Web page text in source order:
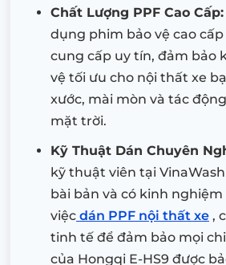
Chất Lượng PPF Cao Cấp:
dụng phim bảo vệ cao
cung cấp uy tín, đảm bảo
vệ tối ưu cho nội thất xe
xước, mài mòn và tác
mặt trời.
Kỹ Thuật Dán Chuyên
kỹ thuật viên tại
bài bản và có kinh
việc dán PPF nội thất xe ,
tinh tế để đảm bảo mọi
của Hongqi E-HS9 được